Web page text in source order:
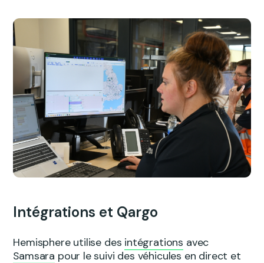
Intégrations et Qargo
Hemisphere utilise des intégrations avec
Samsara pour le suivi des véhicules en direct et